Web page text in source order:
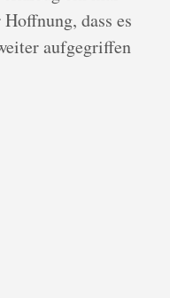
dass es
aufgegriffen